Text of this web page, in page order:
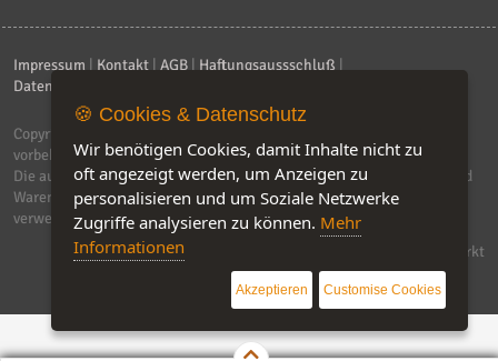
Impressum Kontakt AGB Haftungsaussschluß
Datenschutzerklärung
Copyright © 2026
vorbehalten.
Die auf dieser Seite verwendeten Produktbezeichnungen, Namen und
Warenzeichen sind Eigentum der jeweiligen Firmen. Unser Portal
verwendet Affiliat-Links, für dir wir Geld erhalten.
Software by IQ-Markt
🍪 Cookies & Datenschutz
Wir benötigen Cookies, damit Inhalte nicht zu
oft angezeigt werden, um Anzeigen zu
personalisieren und um Soziale Netzwerke
Zugriffe analysieren zu können. Mehr
Informationen
Akzeptieren Customise Cookies